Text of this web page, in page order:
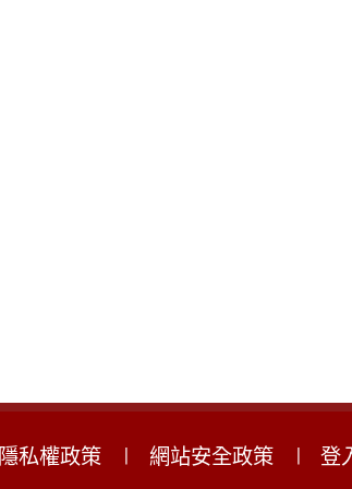
隱私權政策 網站安全政策
登